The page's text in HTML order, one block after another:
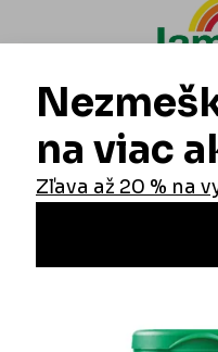
Iné stránky Jamieson